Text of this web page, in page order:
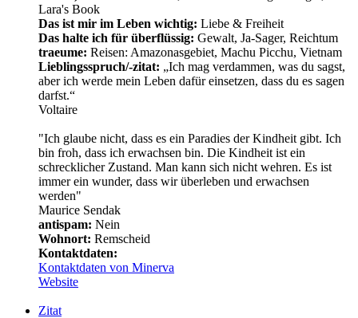
Lara's Book
Das ist mir im Leben wichtig: Liebe & Freiheit
Das halte ich für überflüssig: Gewalt, Ja-Sager, Reichtum
traeume: Reisen: Amazonasgebiet, Machu Picchu, Vietnam
Lieblingsspruch/-zitat: „Ich mag verdammen, was du sagst,
aber ich werde mein Leben dafür einsetzen, dass du es sagen
darfst.“
Voltaire
"Ich glaube nicht, dass es ein Paradies der Kindheit gibt. Ich
bin froh, dass ich erwachsen bin. Die Kindheit ist ein
schrecklicher Zustand. Man kann sich nicht wehren. Es ist
immer ein wunder, dass wir überleben und erwachsen
werden"
Maurice Sendak
antispam: Nein
Wohnort: Remscheid
Kontaktdaten:
Kontaktdaten von Minerva
Website
Zitat